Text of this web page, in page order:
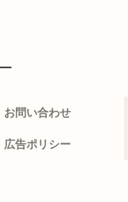
お問い合わせ
広告ポリシー